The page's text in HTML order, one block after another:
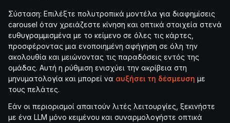
Σύσταση: Επιλέξτε πολυτροπικά μοντέλα για διαφημίσεις
carousel όταν χρειάζεστε κίνηση και οπτικά στοιχεία στενά
ευθυγραμμισμένα με το κείμενο σε όλες τις κάρτες,
προσφέροντας μια ενοποιημένη αφήγηση σε όλη την
ακολουθία και μειώνοντας τις παραδόσεις εντός της
ομάδας. Αυτή η ρύθμιση ενισχύει την ακρίβεια στη
μηνυματολογία και μπορεί να αυξήσει τη δέσμευση με
τους πελάτες.
Εάν οι περιορισμοί απαιτούν λιτές λειτουργίες, ξεκινήστε
με ένα LLM μόνο κειμένου και συναρμολογήστε οπτικά